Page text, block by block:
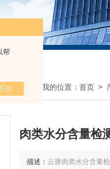
帮
我的位置： 首页 >
肉类水分含量检
描述： 云唐肉类水分含量